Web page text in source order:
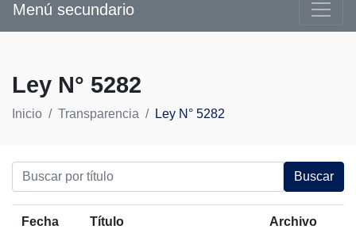
Menú secundario
Ley N° 5282
Inicio Transparencia Ley N° 5282
Buscar
Fecha Título Archivo